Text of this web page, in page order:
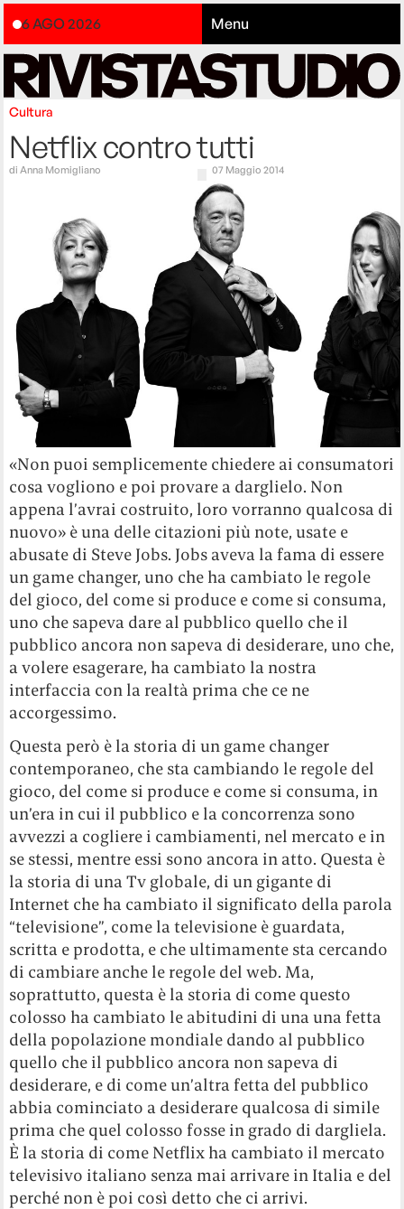
6 AGO 2026 Menu
Cultura
Netflix contro tutti
diAnna Momigliano 07 Maggio 2014
«Non puoi semplicemente chiedere ai consumatori
cosa vogliono e poi provare a darglielo. Non
appena l’avrai costruito, loro vorranno qualcosa di
nuovo» è una delle citazioni più note, usate e
abusate di Steve Jobs. Jobs aveva la fama di essere
un game changer, uno che ha cambiato le regole
del gioco, del come si produce e come si consuma,
uno che sapeva dare al pubblico quello che il
pubblico ancora non sapeva di desiderare, uno che,
a volere esagerare, ha cambiato la nostra
interfaccia con la realtà prima che ce ne
accorgessimo.
Questa però è la storia di un game changer
contemporaneo, che sta cambiando le regole del
gioco, del come si produce e come si consuma, in
un’era in cui il pubblico e la concorrenza sono
avvezzi a cogliere i cambiamenti, nel mercato e in
se stessi, mentre essi sono ancora in atto. Questa è
la storia di una Tv globale, di un gigante di
Internet che ha cambiato il significato della parola
“televisione”, come la televisione è guardata,
scritta e prodotta, e che ultimamente sta cercando
di cambiare anche le regole del web. Ma,
soprattutto, questa è la storia di come questo
colosso ha cambiato le abitudini di una una fetta
della popolazione mondiale dando al pubblico
quello che il pubblico ancora non sapeva di
desiderare, e di come un’altra fetta del pubblico
abbia cominciato a desiderare qualcosa di simile
prima che quel colosso fosse in grado di dargliela.
È la storia di come Netflix ha cambiato il mercato
televisivo italiano senza mai arrivare in Italia e del
perché non è poi così detto che ci arrivi.